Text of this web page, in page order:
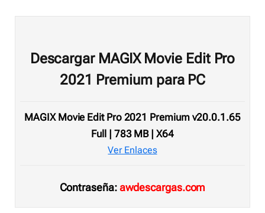
Descargar MAGIX Movie Edit Pro
2021 Premium para PC
MAGIX Movie Edit Pro 2021 Premium v20.0.1.65
Full | 783 MB | X64
Ver Enlaces
Contraseña:awdescargas.com